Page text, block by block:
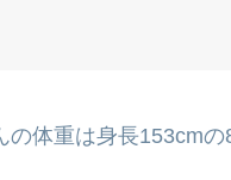
体重は身長153cmの